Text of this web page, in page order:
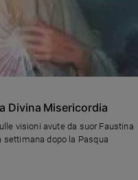
Divina Misericordia
visioni avute da suor Faustina
settimana dopo la Pasqua